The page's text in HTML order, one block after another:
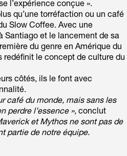
l’expérience conçue ».
qu’une torréfaction ou un café
Slow Coffee. Avec une
Santiago et le lancement de sa
du genre en Amérique du
redéfinit le concept de culture du
côtés, ils le font avec
café du monde, mais sans les
perdre l’essence », conclut
et Mythos ne sont pas de
partie de notre équipe.